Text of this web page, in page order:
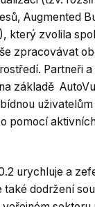
Augmented
který zvolila
zpracovávat
Partneři
základě
pomocí
urychluje a
také dodržení